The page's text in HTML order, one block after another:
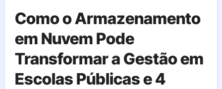
Como o Armazenamento
em Nuvem Pode
Transformar a Gestão em
Escolas Públicas e 4